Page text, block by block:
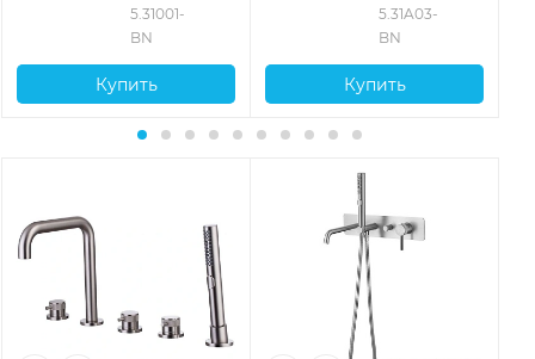
5.31001-
BN
Купить
5.31A03-
BN
Купить